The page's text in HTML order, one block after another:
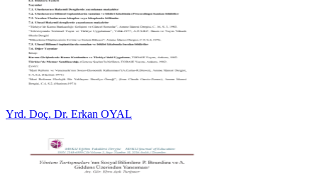
Yrd. Doç. Dr. Erkan OYAL